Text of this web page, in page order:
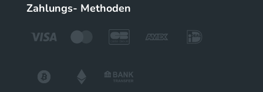
Zahlungs- Methoden